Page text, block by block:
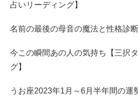
占いリーディング】
名前の最後の母音の魔法と性格診断
今この瞬間あの人の気持ち【三択
グ】
うお座2023年1月～6月半年間の運